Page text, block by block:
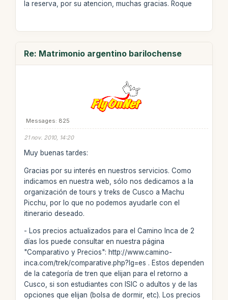
la reserva, por su atencion, muchas gracias. Roque
Re: Matrimonio argentino barilochense
Messages: 825
21 nov. 2010, 14:20
Muy buenas tardes:
Gracias por su interés en nuestros servicios. Como
indicamos en nuestra web, sólo nos dedicamos a la
organización de tours y treks de Cusco a Machu
Picchu, por lo que no podemos ayudarle con el
itinerario deseado.
- Los precios actualizados para el Camino Inca de 2
días los puede consultar en nuestra página
"Comparativo y Precios": http://www.camino-
inca.com/trek/comparative.php?lg=es . Estos dependen
de la categoría de tren que elijan para el retorno a
Cusco, si son estudiantes con ISIC o adultos y de las
opciones que elijan (bolsa de dormir, etc). Los precios